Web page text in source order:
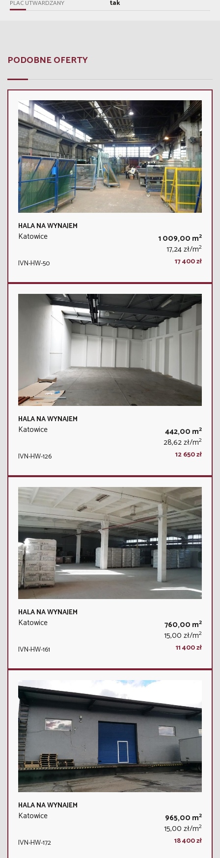
PLAC UTWARDZANY tak
PODOBNE OFERTY
HALA NA WYNAJEM
Katowice 1 009,00 m2
17,24 zł/m2
IVN-HW-50 17 400 zł
HALA NA WYNAJEM
Katowice 442,00 m2
28,62 zł/m2
IVN-HW-126 12 650 zł
HALA NA WYNAJEM
Katowice 760,00 m2
15,00 zł/m2
IVN-HW-161 11 400 zł
HALA NA WYNAJEM
Katowice 965,00 m2
15,00 zł/m2
IVN-HW-172 18 400 zł